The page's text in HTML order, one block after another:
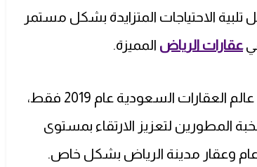
الاحتياجات المتزايدة بشكل مستمر
عقارات الرياض المميزة.
ورغم أنها شركة حديثة النشأة حيث ظهرت في عالم العقارات السعودية عام 2019 فقط،
المطورين لتعزيز الارتقاء بمستوى
وعقار مدينة الرياض بشكل خاص.